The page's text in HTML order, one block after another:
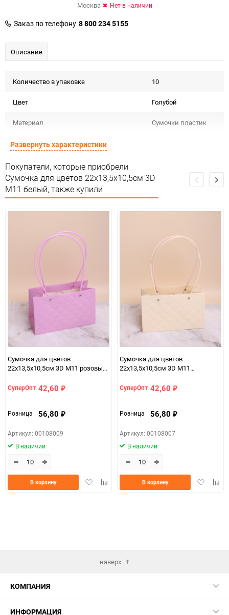
Москва Нет в наличии
Заказ по телефону 8 800 234 5155
Описание
Количество в упаковке 10
Цвет Голубой
Материал Сумочки пластик
Срок годности
Предназначение товара Для флористики
соответствии ЕАС
Особые условия
требует
Минимальное количество
Количество в коробке 250
Единица измерения шт
Размер
07c4e68a_b330_11f0_8cc3_b03af2b6059f
2664ec64-b330-11f0-
Развернуть характеристики
Покупатели, которые приобрели
Сумочка для цветов 22х13,5х10,5см 3D
М11 белый, также купили
Сумочка для цветов
22х13,5х10,5см 3D М11 розовый
СуперОпт 42,60 ₽
Розница 56,80 ₽
Артикул: 00108009
В наличии
ДобавитьДобавить
В корзину
Сумочка для цветов
22х13,5х10,5см 3D М11
СуперОпт 42,60 ₽
Розница 56,80 ₽
Артикул: 00108007
В наличии
Добавить
В корзину
наверх
КОМПАНИЯ
ИНФОРМАЦИЯ